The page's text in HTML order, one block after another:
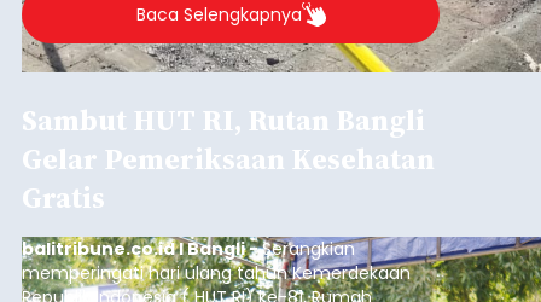
Baca Selengkapnya
Sambut HUT RI, Rutan Bangli
Gelar Pemeriksaan Kesehatan
Gratis
balitribune.co.id I Bangli -Serangkian
memperingati hari ulang tahun Kemerdekaan
Republik Indonesia ( HUT RI) ke-81, Rumah